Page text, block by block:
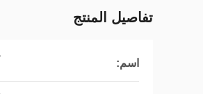
تفاصيل المنتج
اسم: